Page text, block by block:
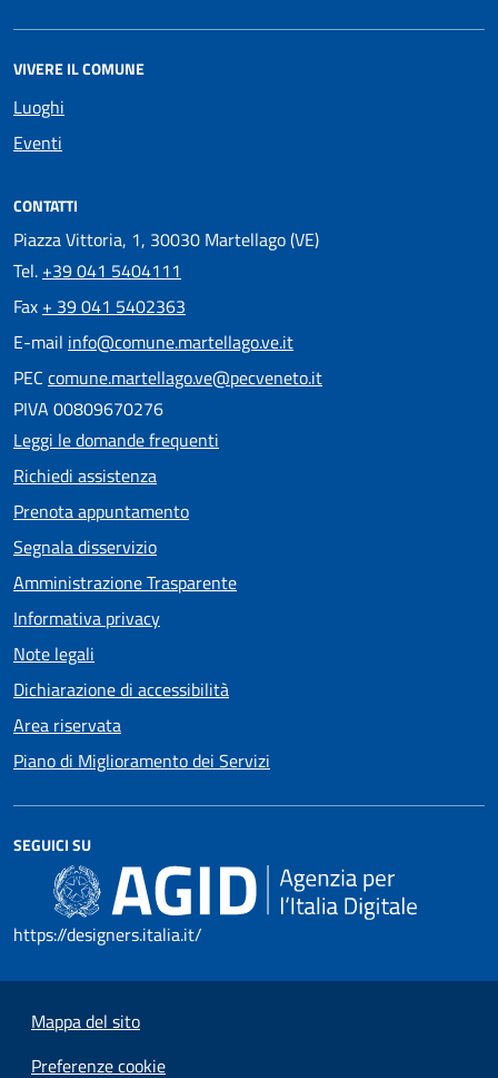
VIVERE IL COMUNE
Luoghi
Eventi
CONTATTI
Piazza Vittoria, 1, 30030 Martellago (VE)
Tel. +39 041 5404111
Fax + 39 041 5402363
E-mail info@comune.martellago.ve.it
PEC comune.martellago.ve@pecveneto.it
PIVA 00809670276
Leggi le domande frequenti
Richiedi assistenza
Prenota appuntamento
Segnala disservizio
Amministrazione Trasparente
Informativa privacy
Note legali
Dichiarazione di accessibilità
Area riservata
Piano di Miglioramento dei Servizi
SEGUICI SU
https://designers.italia.it/
Mappa del sito
Preferenze cookie